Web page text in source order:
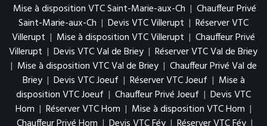
Mise à disposition VTC Saint-Marie-aux-Ch | Chauffeur Privé
Saint-Marie-aux-Ch | Devis VTC Villerupt | Réserver VTC
Villerupt | Mise à disposition VTC Villerupt | Chauffeur Privé
Villerupt | Devis VTC Val de Briey | Réserver VTC Val de Briey
| Mise à disposition VTC Val de Briey | Chauffeur Privé Val de
Briey | Devis VTC Joeuf | Réserver VTC Joeuf | Mise à
disposition VTC Joeuf | Chauffeur Privé Joeuf | Devis VTC
Hom | Réserver VTC Hom | Mise à disposition VTC Hom |